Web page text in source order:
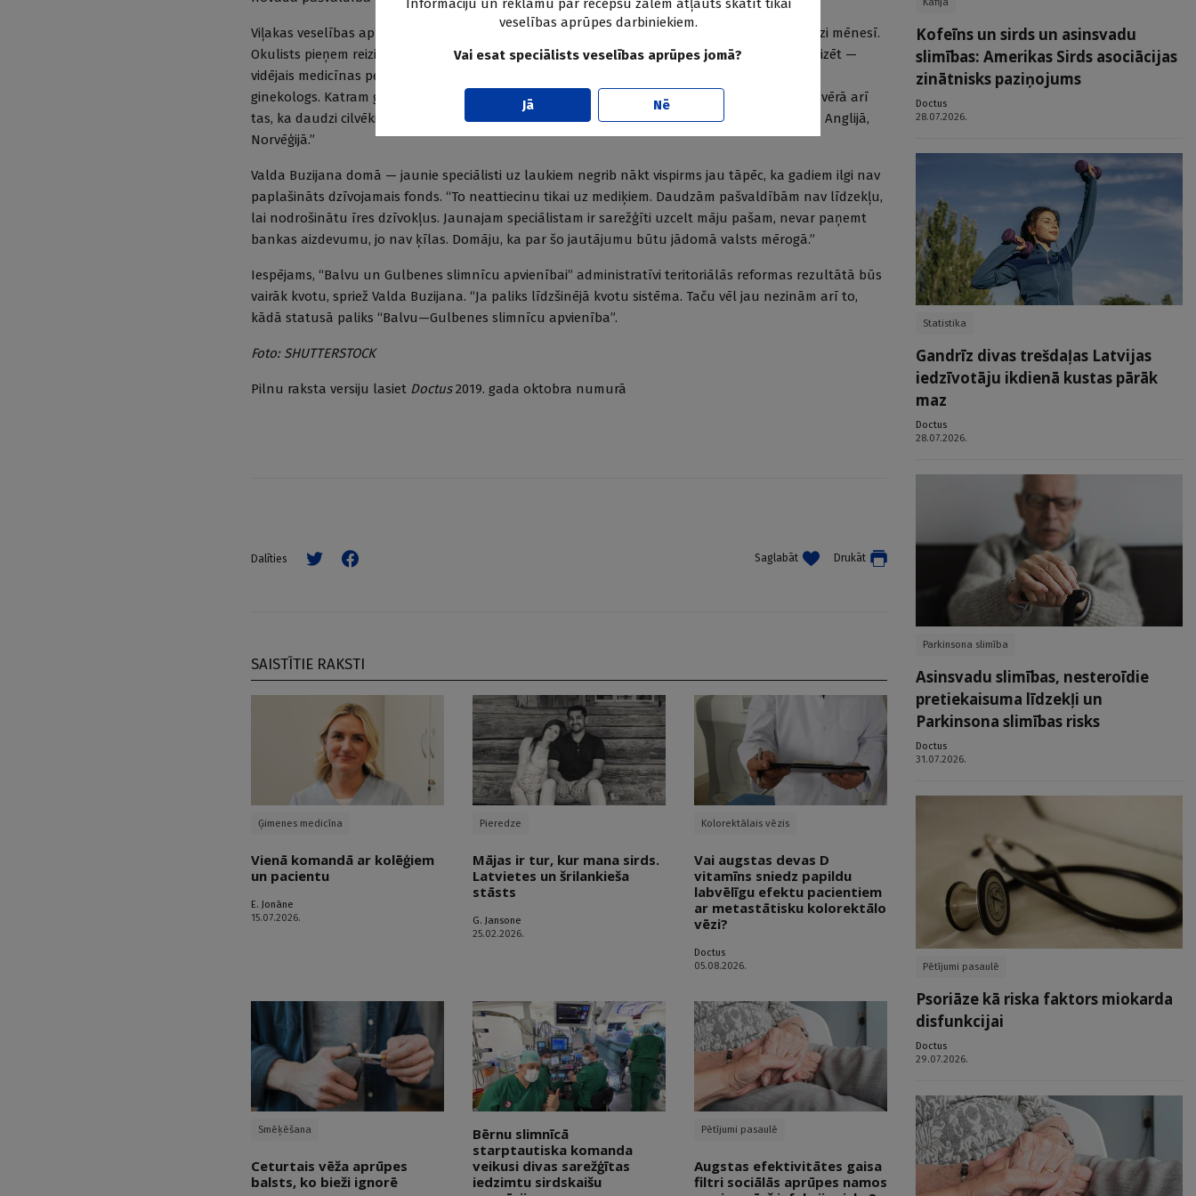
Viļakas veselības aprūpes centrs ir mazs. Vairāki speciālisti strādā uz 0,2 slodzēm, atbrauc reizi mēnesī.
Okulists pieņem reizi nedēļā. “Domāju: mums nekas īpaši nemainīsies, jo nav vairs ko centralizēt —
vidējais medicīnas personāls pieci cilvēki, mums ir divi ģimenes ārsti, divi zobārsti, okulists un
ginekologs. Katram ģimenes ārstam ir ap 1500 pacientu. Pārējie nāk ar nosūtījumiem. Jāņem vērā arī
tas, ka daudzi cilvēki ir izbraukuši — joprojām skaitās mūsu aprūpē, bet dzīvo un strādā Īrijā, Anglijā,
Norvēģijā.”
Valda Buzijana domā — jaunie speciālisti uz laukiem negrib nākt vispirms jau tāpēc, ka gadiem ilgi nav
paplašināts dzīvojamais fonds. “To neattiecinu tikai uz mediķiem. Daudzām pašvaldībām nav līdzekļu,
lai nodrošinātu īres dzīvokļus. Jaunajam speciālistam ir sarežģīti uzcelt māju pašam, nevar paņemt
bankas aizdevumu, jo nav ķīlas. Domāju, ka par šo jautājumu būtu jādomā valsts mērogā.”
Iespējams, “Balvu un Gulbenes slimnīcu apvienībai” administratīvi teritoriālās reformas rezultātā būs
vairāk kvotu, spriež Valda Buzijana. “Ja paliks līdzšinējā kvotu sistēma. Taču vēl jau nezinām arī to,
kādā statusā paliks “Balvu—Gulbenes slimnīcu apvienība”.
Foto: SHUTTERSTOCK
Pilnu raksta versiju lasiet Doctus2019. gada oktobra numurā
Dalīties Saglabāt Drukāt
SAISTĪTIE RAKSTI
Ģimenes medicīna
Vienā komandā ar kolēģiem
un pacientu
E. Jonāne
15.07.2026.
Pieredze
Mājas ir tur, kur mana sirds.
Latvietes un šrilankieša
stāsts
G. Jansone
25.02.2026.
Kolorektālais vēzis
Vai augstas devas D
vitamīns sniedz papildu
labvēlīgu efektu pacientiem
ar metastātisku kolorektālo
vēzi?
Doctus
05.08.2026.
Smēķēšana
Ceturtais vēža aprūpes
balsts, ko bieži ignorē
Bērnu slimnīcā
starptautiska komanda
veikusi divas sarežģītas
iedzimtu sirdskaišu
Pētījumi pasaulē
Augstas efektivitātes gaisa
filtri sociālās aprūpes namos
Kofeīns un sirds un asinsvadu
slimības: Amerikas Sirds asociācijas
zinātnisks paziņojums
Doctus
28.07.2026.
Statistika
Gandrīz divas trešdaļas Latvijas
iedzīvotāju ikdienā kustas pārāk
maz
Doctus
28.07.2026.
Parkinsona slimība
Asinsvadu slimības, nesteroīdie
pretiekaisuma līdzekļi un
Parkinsona slimības risks
Doctus
31.07.2026.
Pētījumi pasaulē
Psoriāze kā riska faktors miokarda
disfunkcijai
Doctus
29.07.2026.
Informāciju un reklāmu par recepšu zālēm atļauts skatīt tikai
veselības aprūpes darbiniekiem.
Vai esat speciālists veselības aprūpes jomā?
Jā Nē